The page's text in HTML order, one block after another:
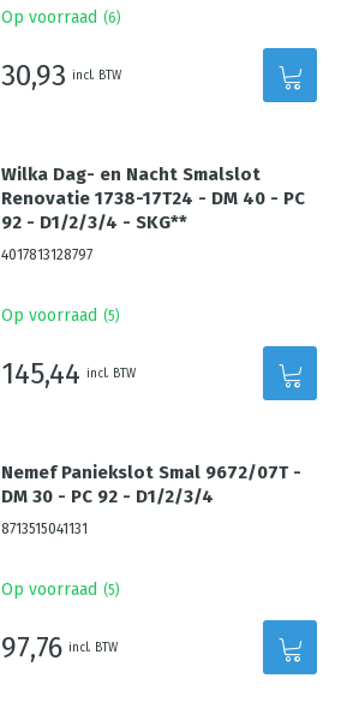
Op voorraad (6)
30,93 incl. BTW
Wilka Dag- en Nacht Smalslot
Renovatie 1738-17T24 - DM 40 - PC
92 - D1/2/3/4 - SKG**
4017813128797
Op voorraad (5)
145,44 incl. BTW
Nemef Paniekslot Smal 9672/07T -
DM 30 - PC 92 - D1/2/3/4
8713515041131
Op voorraad (5)
97,76 incl. BTW